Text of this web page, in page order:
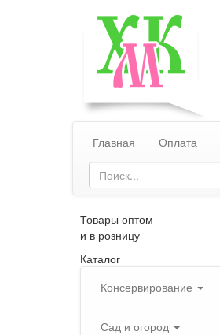
Главная Оплата
Товары оптом
и в розницу
Каталог
Консервирование
Сад и огород